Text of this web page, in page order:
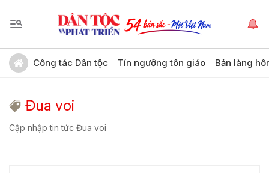
Công tác Dân tộc Tín ngưỡng tôn giáo Bản làng
Đua voi
Cập nhập tin tức Đua voi